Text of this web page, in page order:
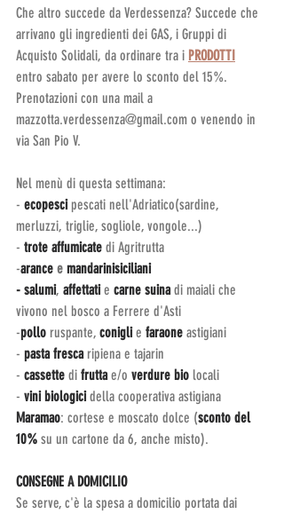
Che altro succede da Verdessenza? Succede che
arrivano gli ingredienti dei GAS, i Gruppi di
Acquisto Solidali, da ordinare tra i PRODOTTI
entro sabato per avere lo sconto del 15%.
Prenotazioni con una mail a
mazzotta.verdessenza@gmail.com o venendo in
via San Pio V.
Nel menù di questa settimana:
- ecopesci pescati nell'Adriatico(sardine,
merluzzi, triglie, sogliole, vongole...)
- trote affumicate di Agritrutta
-arance e mandarinisiciliani
- salumi, affettati e carne suina di maiali che
vivono nel bosco a Ferrere d'Asti
-pollo ruspante, conigli e faraone astigiani
- pasta fresca ripiena e tajarin
- cassette di frutta e/o verdure bio locali
- vini biologici della cooperativa astigiana
Maramao: cortese e moscato dolce (sconto del
10% su un cartone da 6, anche misto).
CONSEGNE A DOMICILIO
Se serve, c'è la spesa a domicilio portata dai